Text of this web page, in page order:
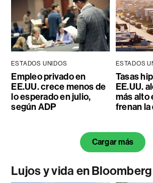
ESTADOS UNIDOS
Empleo privado en
EE.UU. crece menos de
lo esperado en julio,
según ADP
ESTADOS
Tasas
EE.UU.
más alto
frenan la
Cargar más
Lujos y vida en